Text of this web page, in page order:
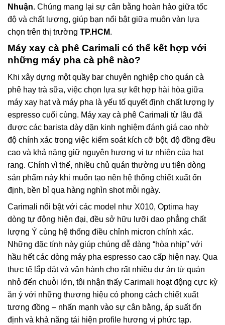
Nhuận. Chúng mang lại sự cân bằng hoàn hảo giữa tốc
độ và chất lượng, giúp bạn nổi bật giữa muôn vàn lựa
chọn trên thị trường TP.HCM.
Máy xay cà phê Carimali có thể kết hợp với
những máy pha cà phê nào?
Khi xây dựng một quầy bar chuyên nghiệp cho quán cà
phê hay trà sữa, việc chọn lựa sự kết hợp hài hòa giữa
máy xay hạt và máy pha là yếu tố quyết định chất lượng ly
espresso cuối cùng. Máy xay cà phê Carimali từ lâu đã
được các barista dày dặn kinh nghiệm đánh giá cao nhờ
độ chính xác trong việc kiểm soát kích cỡ bột, độ đồng đều
cao và khả năng giữ nguyên hương vị tự nhiên của hạt
rang. Chính vì thế, nhiều chủ quán thường ưu tiên dòng
sản phẩm này khi muốn tạo nên hệ thống chiết xuất ổn
định, bền bỉ qua hàng nghìn shot mỗi ngày.
Carimali nổi bật với các model như X010, Optima hay
dòng tự động hiện đại, đều sở hữu lưỡi dao phẳng chất
lượng Ý cùng hệ thống điều chỉnh micron chính xác.
Những đặc tính này giúp chúng dễ dàng “hòa nhịp” với
hầu hết các dòng máy pha espresso cao cấp hiện nay. Qua
thực tế lắp đặt và vận hành cho rất nhiều dự án từ quán
nhỏ đến chuỗi lớn, tôi nhận thấy Carimali hoạt động cực kỳ
ăn ý với những thương hiệu có phong cách chiết xuất
tương đồng – nhấn mạnh vào sự cân bằng, áp suất ổn
định và khả năng tái hiện profile hương vị phức tạp.